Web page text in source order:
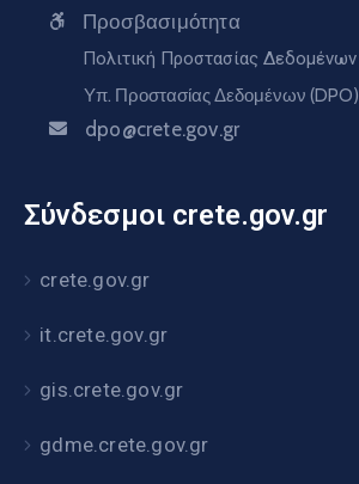
Προσβασιμότητα
Πολιτική Προστασίας Δεδομένων
Υπ. Προστασίας Δεδομένων (DPO)
dpo@crete.gov.gr
Σύνδεσμοι crete.gov.gr
crete.gov.gr
it.crete.gov.gr
gis.crete.gov.gr
gdme.crete.gov.gr